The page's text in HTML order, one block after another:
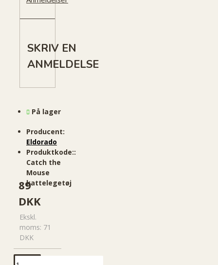
SKRIV EN
ANMELDELSE
89
DKK
Ekskl.
moms: 71
DKK
På lager
Producent:
Eldorado
Produktkode::
Catch the
Mouse
kattelegetøj